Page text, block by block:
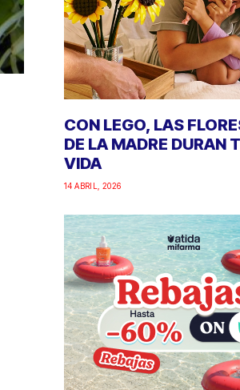
CON LEGO, LAS
DE LA MADRE DURAN
VIDA
14 ABRIL, 2026